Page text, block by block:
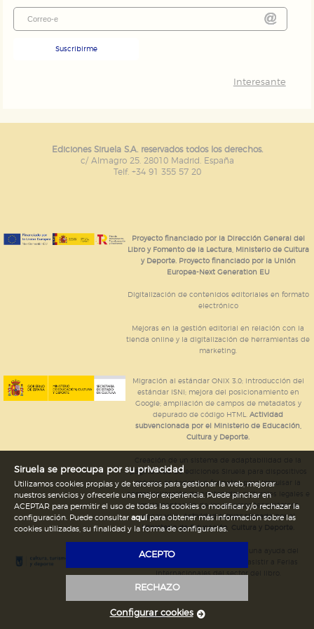
Suscribirme
Interesante
Ediciones Siruela S.A. reservados todos los derechos.
c/ Almagro 25. 28010 Madrid. España
Telf. +34 91 355 57 20
Proyecto financiado por la Dirección General del
Libro y Fomento de la Lectura, Ministerio de Cultura
y Deporte. Proyecto financiado por la Unión
Europea-Next Generation EU
Digitalización de contenidos editoriales en formato
electrónico
Mejoras en la gestión editorial en relación con la
tienda online y la digitalización de herramientas de
marketing.
Migración al estándar ONIX 3.0; introducción del
estándar ISNI; mejora del posicionamiento en
Google; ampliación de campos de metadatos y
depurado de código HTML.Actividad
subvencionada por el Ministerio de Educación,
Cultura y Deporte.
página web de ediciones Siruela para dispositivos
móviles en todos sus formatos para impulsar la
comercialización de contenidos culturales legales e
implementación de los recursos tecnológicos
necesarios.Actividad subvencionada por el
Ministerio de Educación, Cultura y Deporte.
Ediciones Siruela ha percibido una ayuda del
Internacionales del sector del libro.
Legal
Siruela se preocupa por su privacidad
Utilizamos cookies propias y de terceros para gestionar la web, mejorar
nuestros servicios y ofrecerle una mejor experiencia. Puede pinchar en
ACEPTAR para permitir el uso de todas las cookies o modificar y/o rechazar la
configuración. Puede consultar aquípara obtener más información sobre las
cookies utilizadas, su finalidad y la forma de configurarlas.
ACEPTO
RECHAZO
Configurar cookies